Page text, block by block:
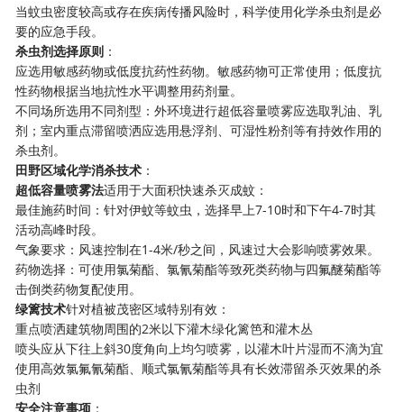
当蚊虫密度较高或存在疾病传播风险时，科学使用化学杀虫剂是必
要的应急手段。
杀虫剂选择原则 ：
应选用敏感药物或低度抗药性药物。敏感药物可正常使用；低度抗
性药物根据当地抗性水平调整用药剂量。
不同场所选用不同剂型：外环境进行超低容量喷雾应选取乳油、乳
剂；室内重点滞留喷洒应选用悬浮剂、可湿性粉剂等有持效作用的
杀虫剂。
田野区域化学消杀技术 ：
超低容量喷雾法适用于大面积快速杀灭成蚊：
最佳施药时间：针对伊蚊等蚊虫，选择早上7-10时和下午4-7时其
活动高峰时段。
气象要求：风速控制在1-4米/秒之间，风速过大会影响喷雾效果。
药物选择：可使用氯菊酯、氯氰菊酯等致死类药物与四氟醚菊酯等
击倒类药物复配使用。
绿篱技术针对植被茂密区域特别有效：
重点喷洒建筑物周围的2米以下灌木绿化篱笆和灌木丛
喷头应从下往上斜30度角向上均匀喷雾，以灌木叶片湿而不滴为宜
使用高效氯氟氰菊酯、顺式氯氰菊酯等具有长效滞留杀灭效果的杀
虫剂
安全注意事项 ：